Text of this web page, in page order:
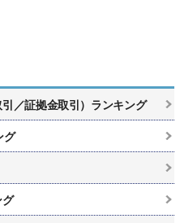
／証拠金取引）ランキング
グ